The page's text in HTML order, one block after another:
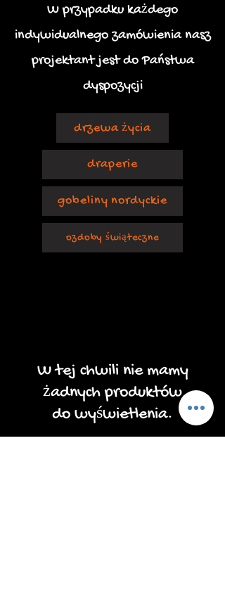
W przypadku każdego
indywidualnego zamówienia nasz
projektant jest do Państwa
dyspozycji
drzewa życia
draperie
gobeliny nordyckie
ozdoby świąteczne
W tej chwili nie mamy
żadnych produktów
do wyświetlenia.